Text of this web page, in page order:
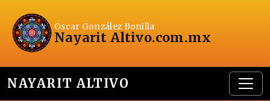
Oscar González Bonilla
Nayarit Altivo.com.mx
NAYARIT ALTIVO